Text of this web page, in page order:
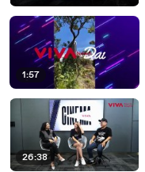
1:57
26:38